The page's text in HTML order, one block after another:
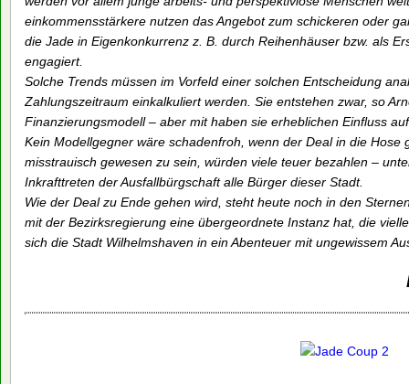
einkommensstärkere nutzen das Angebot zum schickeren oder
die Jade in Eigenkonkurrenz z. B. durch Reihenhäuser bzw. als
engagiert.
Solche Trends müssen im Vorfeld einer solchen Entscheidung
Zahlungszeitraum einkalkuliert werden. Sie entstehen zwar, so
Finanzierungsmodell – aber mit haben sie erheblichen Einfluss
Kein Modellgegner wäre schadenfroh, wenn der Deal in die Hose
misstrauisch gewesen zu sein, würden viele teuer bezahlen –
Inkrafttreten der Ausfallbürgschaft alle Bürger dieser Stadt.
Wie der Deal zu Ende gehen wird, steht heute noch in den
mit der Bezirksregierung eine übergeordnete Instanz hat, die
sich die Stadt Wilhelmshaven in ein Abenteuer mit ungewissem